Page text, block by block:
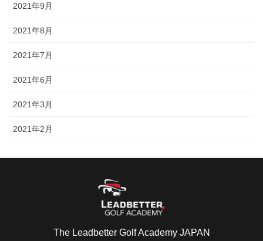
2021年9月
2021年8月
2021年7月
2021年6月
2021年3月
2021年2月
The Leadbetter Golf Academy JAPAN